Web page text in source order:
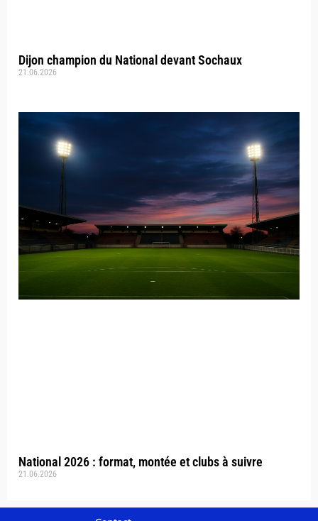
Dijon champion du National devant Sochaux
21.06.2026
National 2026 : format, montée et clubs à suivre
21.06.2026